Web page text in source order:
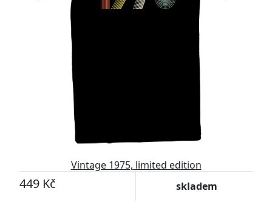
Vintage 1975, limited edition
449 Kč skladem